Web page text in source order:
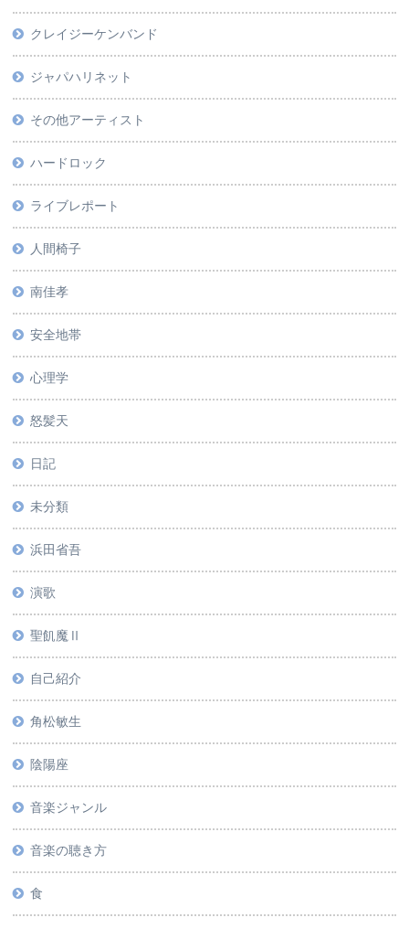
クレイジーケンバンド
ジャパハリネット
その他アーティスト
ハードロック
ライブレポート
人間椅子
南佳孝
安全地帯
心理学
怒髪天
日記
未分類
浜田省吾
演歌
聖飢魔Ⅱ
自己紹介
角松敏生
陰陽座
音楽ジャンル
音楽の聴き方
食